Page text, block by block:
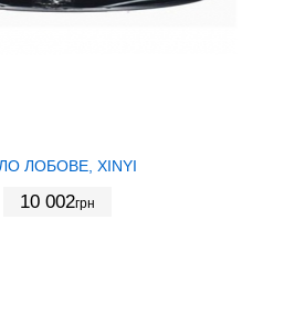
ЛОБОВЕ, XINYI
10 002грн